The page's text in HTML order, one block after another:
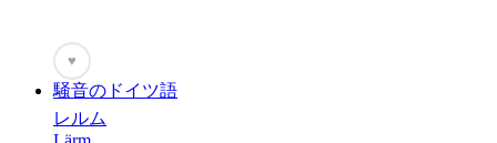
♥
騒音のドイツ語
レルム